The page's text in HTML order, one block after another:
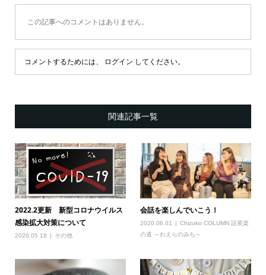
この記事へのコメントはありません。
コメントするためには、 ログイン してください。
関連記事一覧
2022.2更新 新型コロナウイルス
感染拡大対策について
2020.05.18 その他
会話を楽しんでいこう！
2020.06.01
Chizuko COLUMN 話英楽
の道 ～わえらのみち～